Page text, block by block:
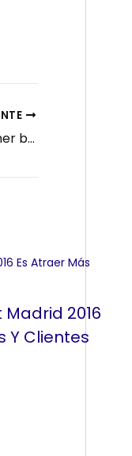
FESPA ESPAÑA presenta el primer barómetro del sector de la comunicación visual
2016
Y Clientes